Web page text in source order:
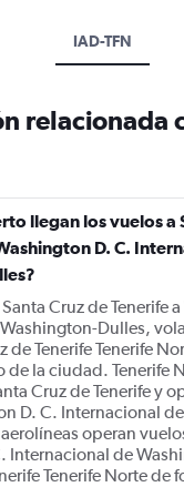
IAD-TFN
relacionada
llegan los vuelos a
D. C.
Cruz de Tenerife
Dulles,
de Tenerife Tenerife
de la ciudad. Tenerife
Cruz de Tenerife y
D. C. Internacional
operan
Internacional de
Tenerife Norte de